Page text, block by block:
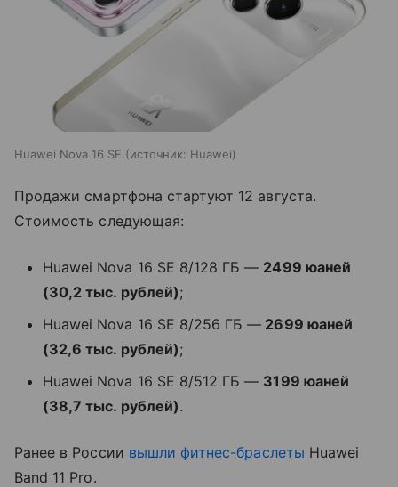
Huawei Nova 16 SE источник: Huawei
Продажи смартфона стартуют 12 августа.
Стоимость следующая:
Huawei Nova 16 SE 8/128 ГБ — 2499 юаней
(30,2 тыс. рублей);
Huawei Nova 16 SE 8/256 ГБ — 2699 юаней
(32,6 тыс. рублей);
Huawei Nova 16 SE 8/512 ГБ — 3199 юаней
(38,7 тыс. рублей).
Ранее в России вышли фитнес-браслеты Huawei
Band 11 Pro.